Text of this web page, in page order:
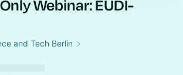
Webinar: EUDI-
and Tech Berlin